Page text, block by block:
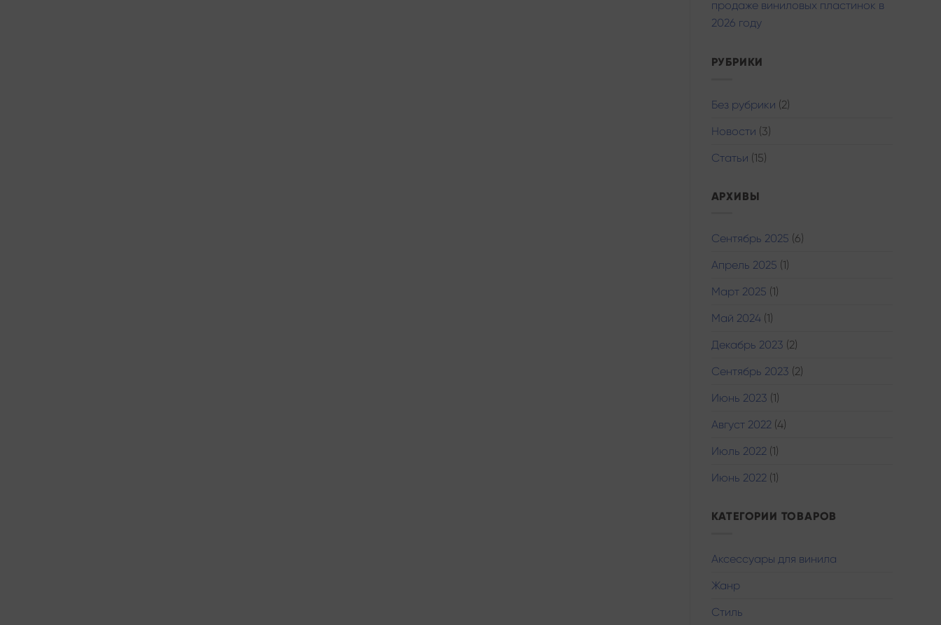
продаже виниловых пластинок в
2026 году
РУБРИКИ
Без рубрики (2)
Новости (3)
Статьи (15)
АРХИВЫ
Сентябрь 2025 (6)
Апрель 2025 (1)
Март 2025 (1)
Май 2024(1)
Декабрь 2023 (2)
Сентябрь 2023 (2)
Июнь 2023 (1)
Август 2022(4)
Июль 2022(1)
Июнь 2022(1)
КАТЕГОРИИ ТОВАРОВ
Аксессуары для винила
Жанр
Стиль